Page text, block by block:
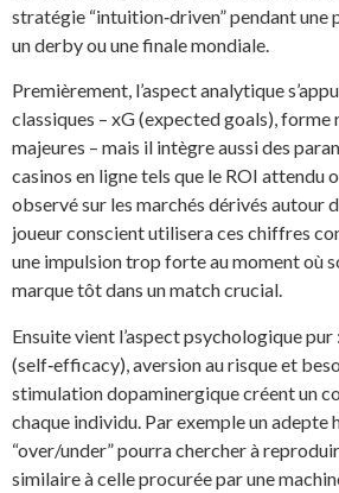
stratégie “intuition‑driven” pendant une
un derby ou une finale mondiale.
Premièrement, l’aspect analytique
classiques – xG (expected goals), forme
majeures – mais il intègre aussi des
casinos en ligne tels que le ROI attendu
observé sur les marchés dérivés autour
joueur conscient utilisera ces chiffres
une impulsion trop forte au moment où
marque tôt dans un match crucial.
Ensuite vient l’aspect psychologique
(self‑efficacy), aversion au risque et
stimulation dopaminergique créent un
chaque individu. Par exemple un adepte
“over/under” pourra chercher à
similaire à celle procurée par une